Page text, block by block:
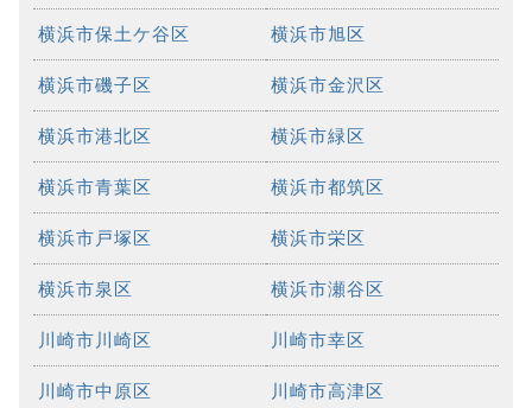
横浜市保土ケ谷区 横浜市旭区
横浜市磯子区 横浜市金沢区
横浜市港北区 横浜市緑区
横浜市青葉区 横浜市都筑区
横浜市戸塚区 横浜市栄区
横浜市泉区 横浜市瀬谷区
川崎市川崎区 川崎市幸区
川崎市中原区 川崎市高津区